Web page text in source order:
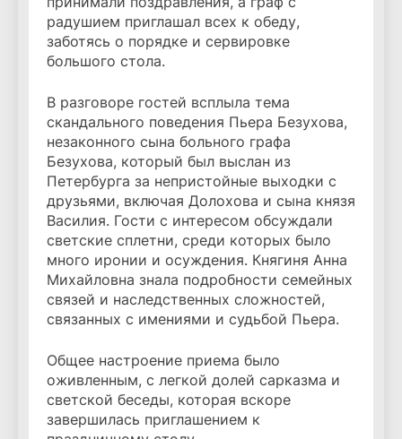
радушием приглашал всех к обеду,
заботясь о порядке и сервировке
большого стола.
В разговоре гостей всплыла тема
скандального поведения Пьера Безухова,
незаконного сына больного графа
Безухова, который был выслан из
Петербурга за непристойные выходки с
друзьями, включая Долохова и сына князя
Василия. Гости с интересом обсуждали
светские сплетни, среди которых было
много иронии и осуждения. Княгиня Анна
Михайловна знала подробности семейных
связей и наследственных сложностей,
связанных с имениями и судьбой Пьера.
Общее настроение приема было
оживленным, с легкой долей сарказма и
светской беседы, которая вскоре
завершилась приглашением к